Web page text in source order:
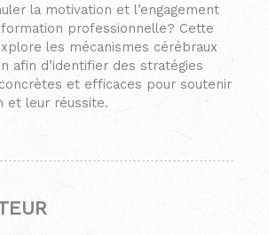
la motivation et l’engagement
professionnelle? Cette
les mécanismes cérébraux
afin d’identifier des stratégies
et efficaces pour soutenir
et leur réussite.